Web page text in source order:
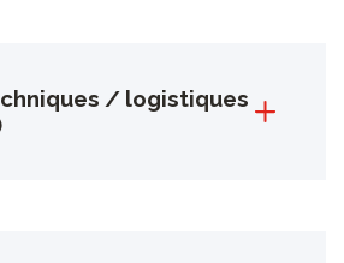
/ logistiques